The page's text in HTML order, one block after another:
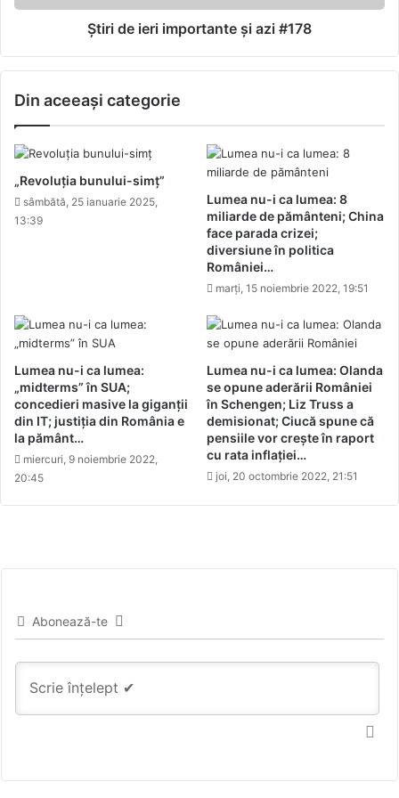
Știri de ieri importante și azi #178
Din aceeași categorie
„Revoluția bunului-simț”
sâmbătă, 25 ianuarie 2025,
13:39
Lumea nu-i ca lumea: 8
miliarde de pământeni; China
face parada crizei;
diversiune în politica
României…
marți, 15 noiembrie 2022, 19:51
Lumea nu-i ca lumea:
„midterms” în SUA;
concedieri masive la giganții
din IT; justiția din România e
la pământ…
miercuri, 9 noiembrie 2022,
20:45
Lumea nu-i ca lumea: Olanda
se opune aderării României
în Schengen; Liz Truss a
demisionat; Ciucă spune că
pensiile vor crește în raport
cu rata inflației…
joi, 20 octombrie 2022, 21:51
Abonează-te